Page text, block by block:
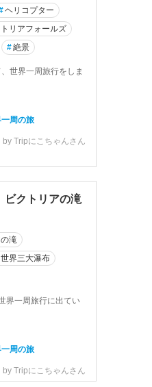
ヘリコプター
リアフォールズ
#絶景
世界一周旅行をしま
一周の旅
by Tripにこちゃんさん
クトリアの滝
滝
世界三大瀑布
界一周旅行に出てい
一周の旅
by Tripにこちゃんさん